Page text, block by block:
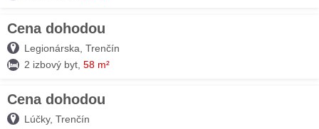
Cena dohodou
Legionárska, Trenčín
2 izbový byt, 58 m²
Cena dohodou
Lúčky, Trenčín